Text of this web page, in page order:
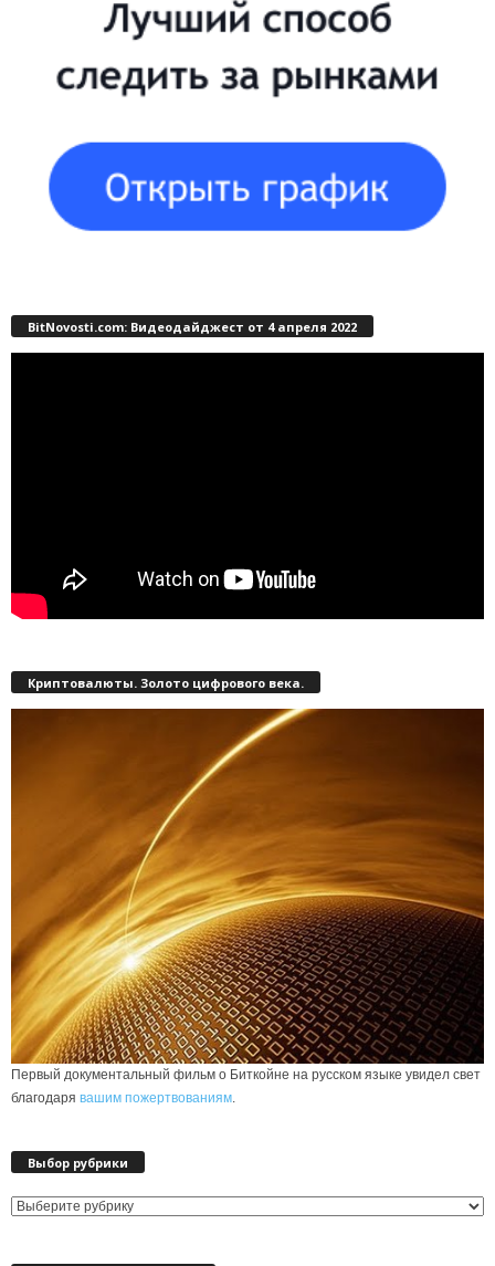
BitNovosti.com: Видеодайджест от 4 апреля 2022
Криптовалюты. Золото цифрового века.
Первый документальный фильм о Биткойне на русском языке увидел свет
благодаря вашим пожертвованиям.
Выбор рубрики
Выбор